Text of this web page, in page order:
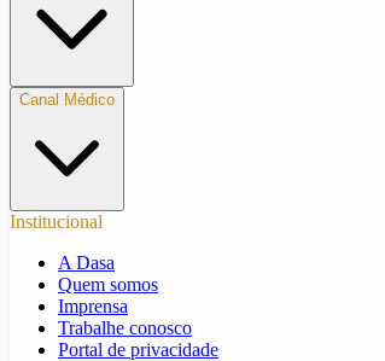
Canal Médico
Institucional
A Dasa
Quem somos
Imprensa
Trabalhe conosco
Portal de privacidade